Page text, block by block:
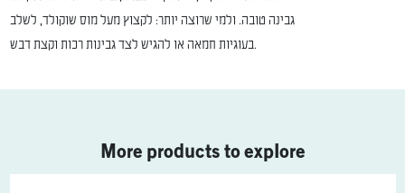
גבינה טובה. ולמי שרוצה יותר: לקצוץ מעל מוס שוקולד, לשלב
בעוגיות חמאה או להגיש לצד גבינות רכות וקצת דבש.
More products to explore